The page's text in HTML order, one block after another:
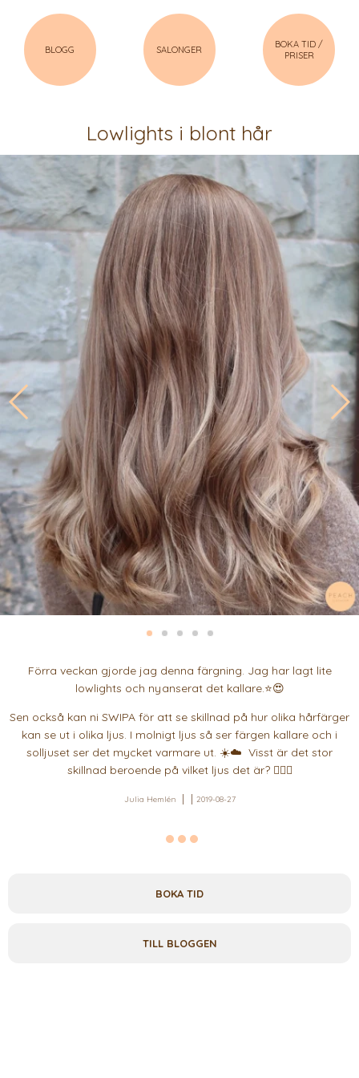
BLOGG SALONGER
BOKA TID /
PRISER
Lowlights i blont hår
Förra veckan gjorde jag denna färgning. Jag har lagt lite
lowlights och nyanserat det kallare.⭐️😍
Sen också kan ni SWIPA för att se skillnad på hur olika hårfärger
kan se ut i olika ljus. I molnigt ljus så ser färgen kallare och i
solljuset ser det mycket varmare ut. ☀️☁️ Visst är det stor
skillnad beroende på vilket ljus det är? 💁🏼‍♀️
Julia Hemlén 2019-08-27
BOKA TID
TILL BLOGGEN